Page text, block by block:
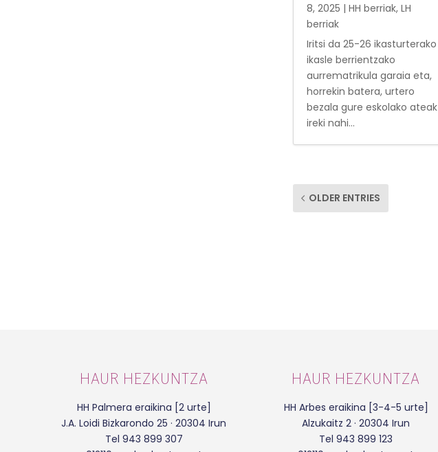
8, 2025 |HH berriak,LH
berriak
Iritsi da 25-26 ikasturterako
ikasle berrientzako
aurrematrikula garaia eta,
horrekin batera, urtero
bezala gure eskolako ateak
ireki nahi...
OLDER ENTRIES
HAUR HEZKUNTZA
HH Palmera eraikina [2 urte]
J.A. Loidi Bizkarondo 25 · 20304 Irun
Tel 943 899 307
HAUR HEZKUNTZA
HH Arbes eraikina [3-4-5 urte]
Alzukaitz 2 · 20304 Irun
Tel 943 899 123